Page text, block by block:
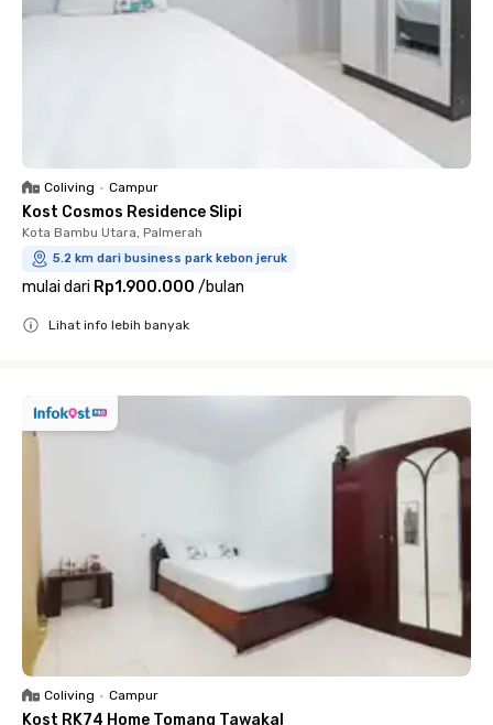
Coliving • Campur
Kost Cosmos Residence Slipi
Kota Bambu Utara, Palmerah
5.2 km dari business park kebon jeruk
mulai dari Rp1.900.000 /bulan
Lihat info lebih banyak
Coliving • Campur
Kost RK74 Home Tomang Tawakal